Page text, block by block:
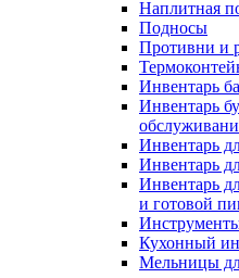
Наплитная
Подносы
Противни и
Инвентарь
Инвентарь
Инвентарь
Инвентарь
Инвентарь
и готовой
Кухонный
Мельницы